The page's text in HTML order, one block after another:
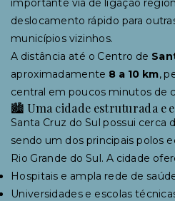
importante via de ligação
deslocamento rápido para
municípios vizinhos.
A distância até o Centro de
aproximadamente 8 a 10 km,
central em poucos minutos de
🏙 Uma cidade estruturada e
Santa Cruz do Sul possui cerca
sendo um dos principais polos
Rio Grande do Sul. A cidade
Hospitais e ampla rede de
Universidades e escolas